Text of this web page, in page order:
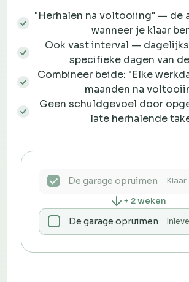
"Herhalen na voltooiing" — de
wanneer je klaar
Ook vast interval —
specifieke dagen van
Combineer beide: "Elke
maanden na
Geen schuldgevoel door
late herhalende
De garage opruimen
+ 2 weken
De garage opruimen